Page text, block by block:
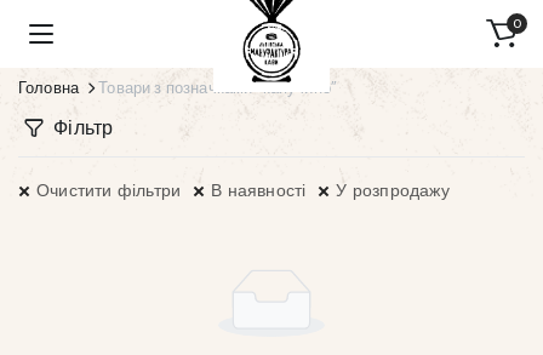
0
Головна Товари з позначками “капучино”
Фільтр
Очистити фільтри В наявності У розпродажу